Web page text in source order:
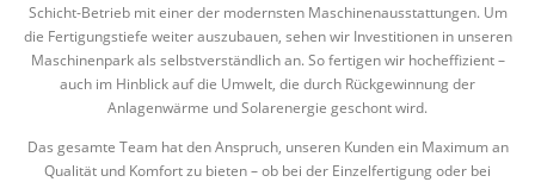
Schicht-Betrieb mit einer der modernsten Maschinenausstattungen. Um
die Fertigungstiefe weiter auszubauen, sehen wir Investitionen in unseren
Maschinenpark als selbstverständlich an. So fertigen wir hocheffizient –
auch im Hinblick auf die Umwelt, die durch Rückgewinnung der
Anlagenwärme und Solarenergie geschont wird.
Das gesamte Team hat den Anspruch, unseren Kunden ein Maximum an
Qualität und Komfort zu bieten – ob bei der Einzelfertigung oder bei